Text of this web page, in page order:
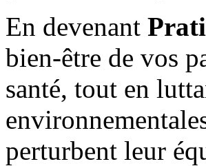
En devenant
bien-être de vos
santé, tout en
perturbent leur